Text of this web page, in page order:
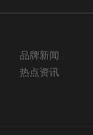
品牌新闻
热点资讯